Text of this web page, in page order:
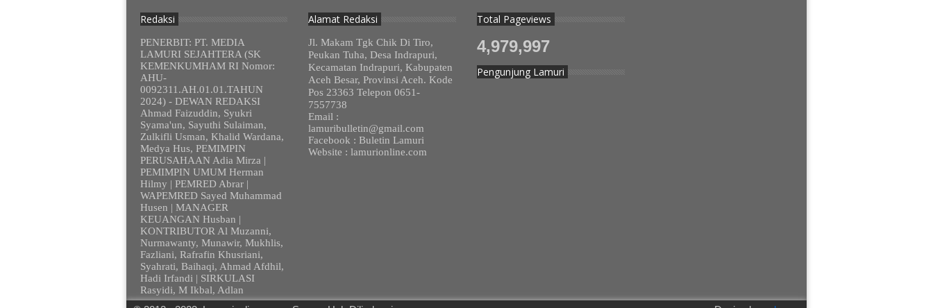
Redaksi
PENERBIT: PT. MEDIA
LAMURI SEJAHTERA (SK
KEMENKUMHAM RI Nomor:
AHU-
0092311.AH.01.01.TAHUN
2024) - DEWAN REDAKSI
Ahmad Faizuddin, Syukri
Syama'un, Sayuthi Sulaiman,
Zulkifli Usman, Khalid Wardana,
Medya Hus, PEMIMPIN
PERUSAHAAN Adia Mirza |
PEMIMPIN UMUM Herman
Hilmy | PEMRED Abrar |
WAPEMRED Sayed Muhammad
Husen | MANAGER
KEUANGAN Husban |
KONTRIBUTOR Al Muzanni,
Nurmawanty, Munawir, Mukhlis,
Fazliani, Rafrafin Khusriani,
Syahrati, Baihaqi, Ahmad Afdhil,
Hadi Irfandi | SIRKULASI
Rasyidi, M Ikbal, Adlan
Alamat Redaksi
Jl. Makam Tgk Chik Di Tiro,
Peukan Tuha, Desa Indrapuri,
Kecamatan Indrapuri, Kabupaten
Aceh Besar, Provinsi Aceh. Kode
Pos 23363 Telepon 0651-
7557738
Email :
lamuribulletin@gmail.com
Facebook : Buletin Lamuri
Website : lamurionline.com
Total Pageviews
4,979,997
Pengunjung Lamuri